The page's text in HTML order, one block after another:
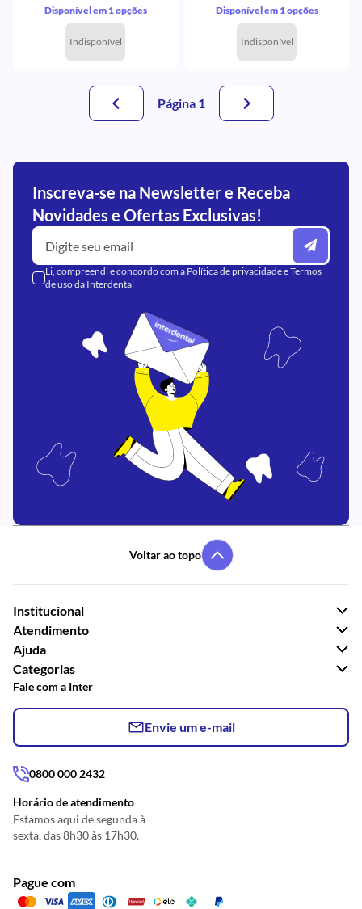
Disponível em 1 opções
Indisponível
Disponível em 1 opções
Indisponível
Página 1
Inscreva-se na Newsletter e Receba
Novidades e Ofertas Exclusivas!
Li, compreendi e concordo com a Política de privacidadeeTermos
de usoda Interdental
Voltar ao topo
Institucional
Atendimento
Ajuda
Categorias
Fale com a Inter
Envie um e-mail
0800 000 2432
Horário de atendimento
Estamos aqui de segunda à
sexta, das 8h30 às 17h30.
Pague com